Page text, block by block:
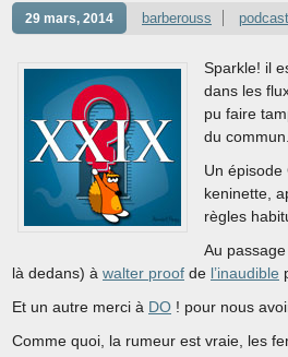
29 mars, 2014 barberouss podcast
Sparkle! il
dans les
pu faire
du commun.
Un épisode
keninette,
règles
Au
là dedans) à walter proof de l’inaudible
Et un autre merci à DO ! pour nous
Comme quoi, la rumeur est vraie, les